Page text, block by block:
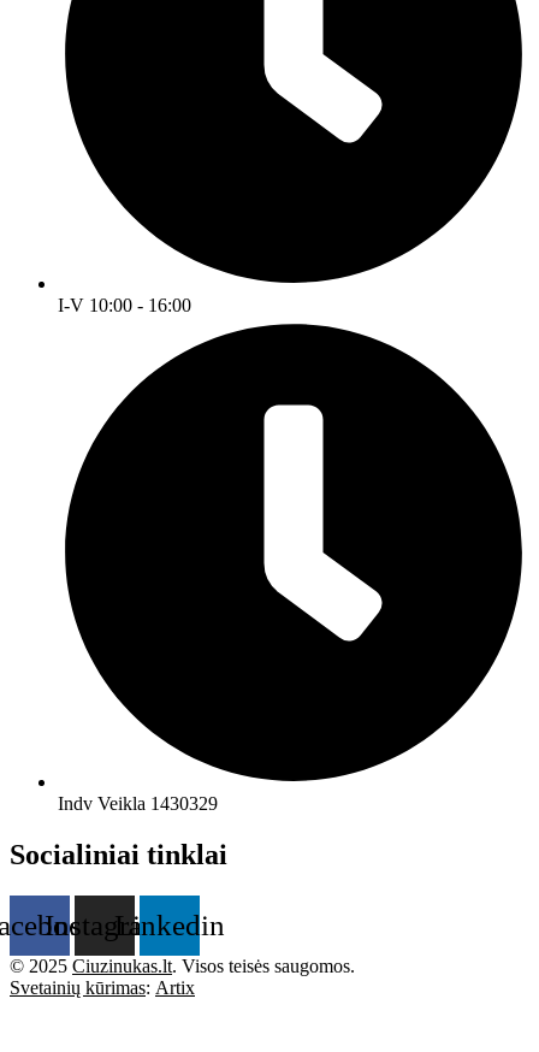
I-V 10:00 - 16:00
Indv Veikla 1430329
Socialiniai tinklai
InstagramLinkedin
© 2025 Ciuzinukas.lt. Visos teisės saugomos.
Svetainių kūrimas: Artix